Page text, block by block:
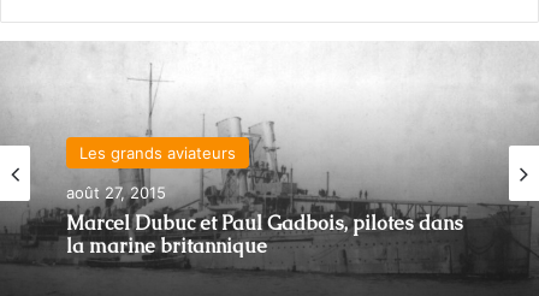
Les grands aviateurs
août 27, 2015
Marcel Dubuc et Paul Gadbois, pilotes dans
la marine britannique